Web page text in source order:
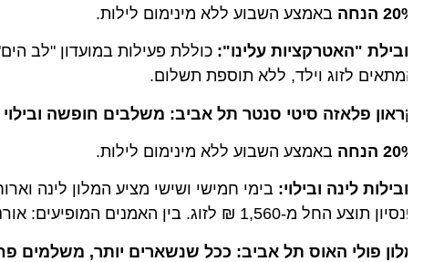
באמצע השבוע ללא מינימום לילות.
"האטרקציות עלינו":כוללת פעילות במועדון "לב הים"
לזוג וילד, ללא תוספת תשלום.
פלאזה סיטי סנטר תל אביב: משלבים חופשה ובילוי
באמצע השבוע ללא מינימום לילות.
לינה ובילוי:
החל מ-1,560 ₪ לזוג. בין האמנים המופיעים: אורנה בנאי, ליטל שוורץ, ואמנים נוספים.
פולי האוס תל אביב: ככל שנשארים יותר, משלמים פחות